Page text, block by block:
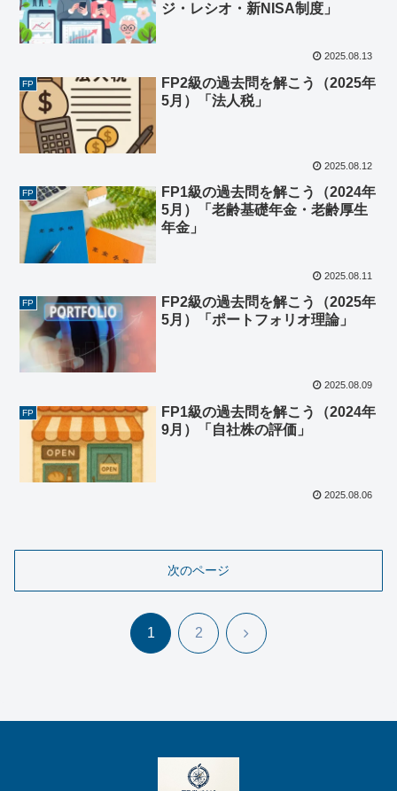
ジ・レシオ・新NISA制度」
2025.08.13
FP
FP2級の過去問を解こう（2025年
5月）「法人税」
2025.08.12
FP
FP1級の過去問を解こう（2024年
5月）「老齢基礎年金・老齢厚生
年金」
2025.08.11
FP
FP2級の過去問を解こう（2025年
5月）「ポートフォリオ理論」
2025.08.09
FP
FP1級の過去問を解こう（2024年
9月）「自社株の評価」
2025.08.06
次のページ
1 2 次